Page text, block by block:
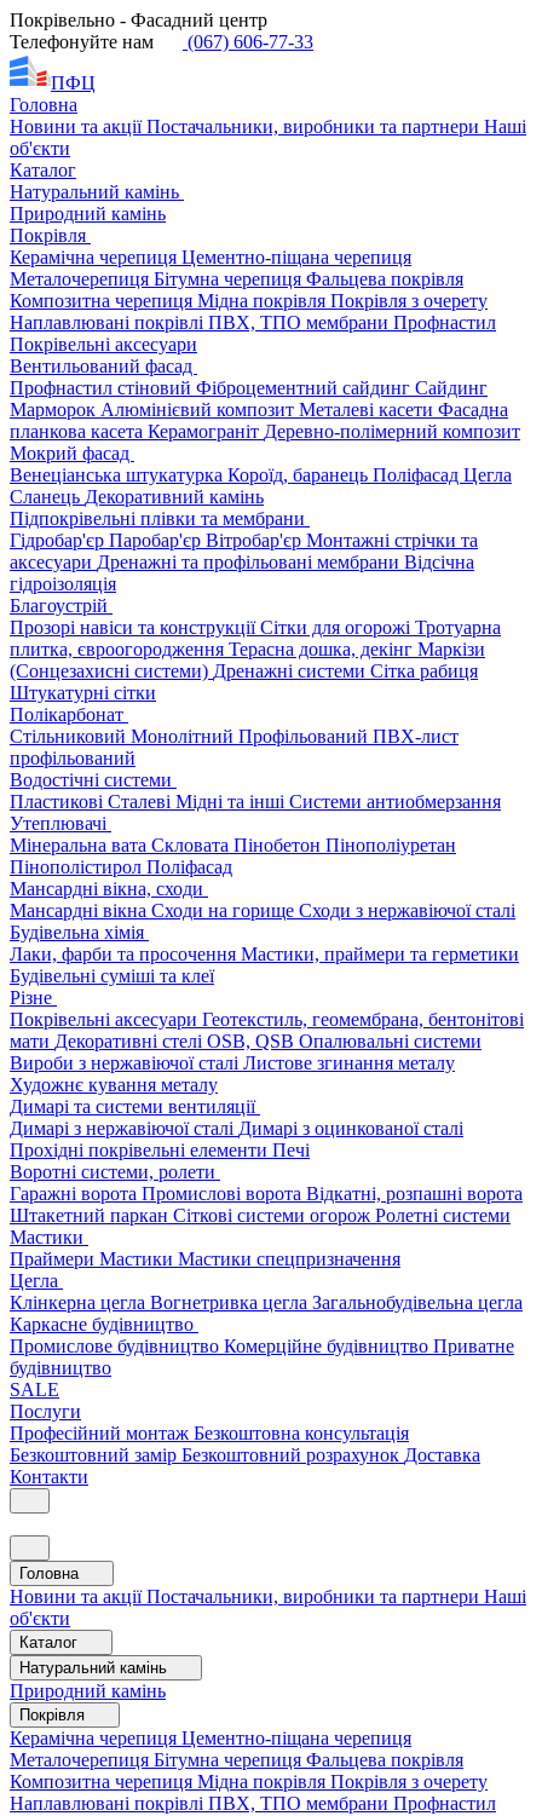
Покрівельно - Фасадний центр
Телефонуйте нам
(067) 606-77-33
ПФЦ
Головна
Новини та акціїПостачальники, виробники та партнери Наші
об'єкти
Каталог
Натуральний камінь
Природний камінь
Покрівля
Керамічна черепиця Цементно-піщана черепиця
Металочерепиця Бітумна черепиця Фальцева покрівля
Композитна черепиця Мідна покрівля Покрівля з очерету
Наплавлювані покрівлі ПВХ, ТПО мембрани Профнастил
Покрівельні аксесуари
Вентильований фасад
Профнастил стіновий Фіброцементний сайдинг Сайдинг
Марморок Алюмінієвий композит Металеві касети Фасадна
планкова касета Керамограніт Деревно-полімерний композит
Мокрий фасад
Венеціанська штукатурка Короїд, баранець Поліфасад Цегла
Сланець Декоративний камінь
Підпокрівельні плівки та мембрани
Гідробар'єр Паробар'єр Вітробар'єр Монтажні стрічки та
аксесуари Дренажні та профільовані мембрани Відсічна
гідроізоляція
Благоустрій
Прозорі навіси та конструкціїСітки для огорожі Тротуарна
плитка, євроогородження Терасна дошка, декінг Маркізи
(Сонцезахисні системи) Дренажні системи Сітка рабиця
Штукатурні сітки
Полікарбонат
Стільниковий Монолітний Профільований ПВХ-лист
профільований
Водостічні системи
Пластикові Сталеві Мідні та інші Системи антиобмерзання
Утеплювачі
Мінеральна вата Скловата Пінобетон Пінополіуретан
Пінополістирол Поліфасад
Мансардні вікна, сходи
Мансардні вікна Сходи на горище Сходи з нержавіючої сталі
Будівельна хімія
Лаки, фарби та просочення Мастики, праймери та герметики
Будівельні суміші та клеї
Різне
Покрівельні аксесуари Геотекстиль, геомембрана, бентонітові
мати Декоративні стелі OSB, QSB Опалювальні системи
Вироби з нержавіючої сталі Листове згинання металу
Художнє кування металу
Димарі та системи вентиляції
Димарі з нержавіючої сталі Димарі з оцинкованої сталі
Прохідні покрівельні елементи Печі
Воротні системи, ролети
Гаражні ворота Промислові ворота Відкатні, розпашні ворота
Штакетний паркан Сіткові системи огорож Ролетні системи
Мастики
Праймери Мастики Мастики спецпризначення
Цегла
Клінкерна цегла Вогнетривка цегла Загальнобудівельна цегла
Каркасне будівництво
Промислове будівництво Комерційне будівництво Приватне
будівництво
SALE
Послуги
Професійний монтаж Безкоштовна консультація
Безкоштовний замір Безкоштовний розрахунок Доставка
Контакти
Головна
Новини та акціїПостачальники, виробники та партнери Наші
об'єкти
Каталог
Натуральний камінь
Природний камінь
Покрівля
Керамічна черепиця Цементно-піщана черепиця
Металочерепиця Бітумна черепиця Фальцева покрівля
Композитна черепиця Мідна покрівля Покрівля з очерету
Наплавлювані покрівлі ПВХ, ТПО мембрани Профнастил